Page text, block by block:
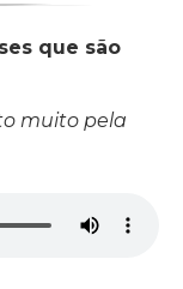
que são
muito pela